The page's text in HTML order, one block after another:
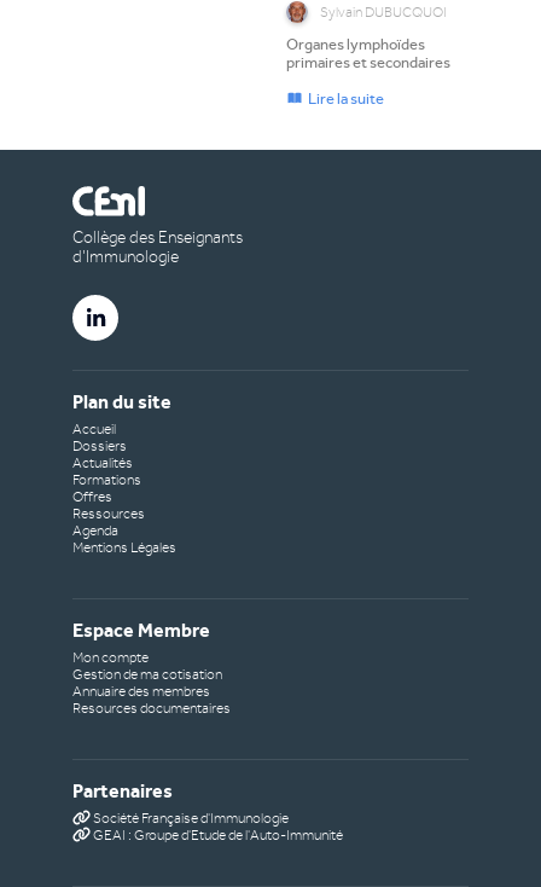
Sylvain DUBUCQUOI
Organes lymphoïdes
primaires et secondaires
Lire la suite
Collège des Enseignants
d’Immunologie
Plan du site
Accueil
Dossiers
Actualités
Formations
Offres
Ressources
Agenda
Mentions Légales
Espace Membre
Mon compte
Gestion de ma cotisation
Annuaire des membres
Resources documentaires
Partenaires
Société Française d'Immunologie
GEAI : Groupe d'Etude de l'Auto-Immunité